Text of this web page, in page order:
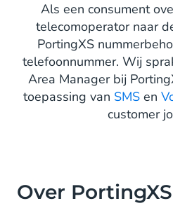
Als een consument
telecomoperator naar
PortingXS
telefoonnummer. Wij
Area Manager bij
toepassing van SMS en
customer
Over PortingXS